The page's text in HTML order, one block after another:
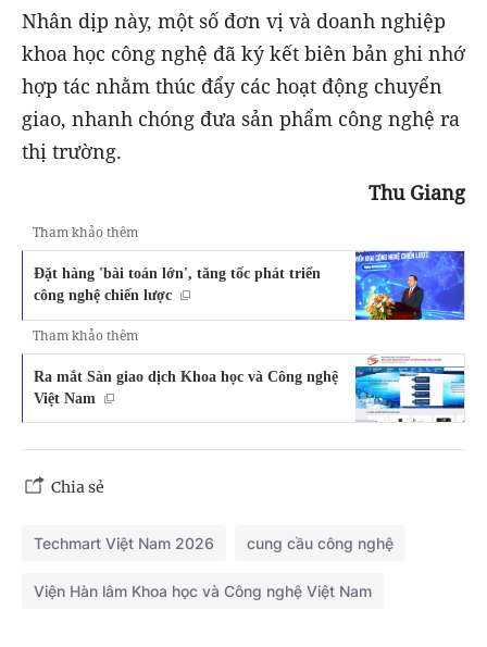
Nhân dịp này, một số đơn vị và doanh nghiệp
khoa học công nghệ đã ký kết biên bản ghi nhớ
hợp tác nhằm thúc đẩy các hoạt động chuyển
giao, nhanh chóng đưa sản phẩm công nghệ ra
thị trường.
Thu Giang
Tham khảo thêm
Đặt hàng 'bài toán lớn', tăng tốc phát triển
công nghệ chiến lược
Tham khảo thêm
Ra mắt Sàn giao dịch Khoa học và Công nghệ
Việt Nam
Chia sẻ
Techmart Việt Nam 2026 cung cầu công nghệ
Viện Hàn lâm Khoa học và Công nghệ Việt Nam